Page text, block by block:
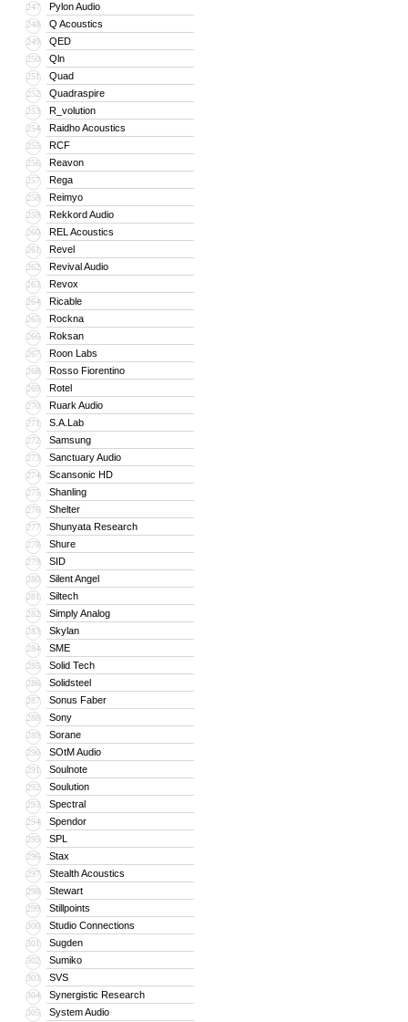
247 Pylon Audio
248 Q Acoustics
249 QED
250 Qln
251 Quad
252 Quadraspire
253 R_volution
254 Raidho Acoustics
255 RCF
256 Reavon
257 Rega
258 Reimyo
259 Rekkord Audio
260 REL Acoustics
261 Revel
262 Revival Audio
263 Revox
264 Ricable
265 Rockna
266 Roksan
267 Roon Labs
268 Rosso Fiorentino
269 Rotel
270 Ruark Audio
271 S.A.Lab
272 Samsung
273 Sanctuary Audio
274 Scansonic HD
275 Shanling
276 Shelter
277 Shunyata Research
278 Shure
279 SID
280 Silent Angel
281 Siltech
282 Simply Analog
283 Skylan
284 SME
285 Solid Tech
286 Solidsteel
287 Sonus Faber
288 Sony
289 Sorane
290 SOtM Audio
291 Soulnote
292 Soulution
293 Spectral
294 Spendor
295 SPL
296 Stax
297 Stealth Acoustics
298 Stewart
299 Stillpoints
300 Studio Connections
301 Sugden
302 Sumiko
303 SVS
304 Synergistic Research
305 System Audio